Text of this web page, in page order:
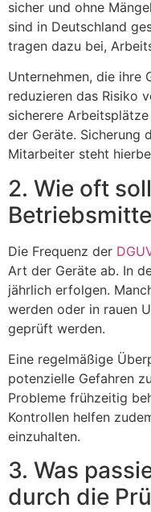
sicher und ohne
sind in Deutschland
tragen dazu bei,
Unternehmen, die ihre
reduzieren das Risiko
sicherere
der Geräte. Sicherung
Mitarbeiter steht
2. Wie oft
Die Frequenz der
Art der Geräte ab. In
jährlich erfolgen.
werden oder in rauen
geprüft werden.
Eine regelmäßige
potenzielle Gefahren
Probleme frühzeitig
Kontrollen helfen
einzuhalten.
3. Was
durch die